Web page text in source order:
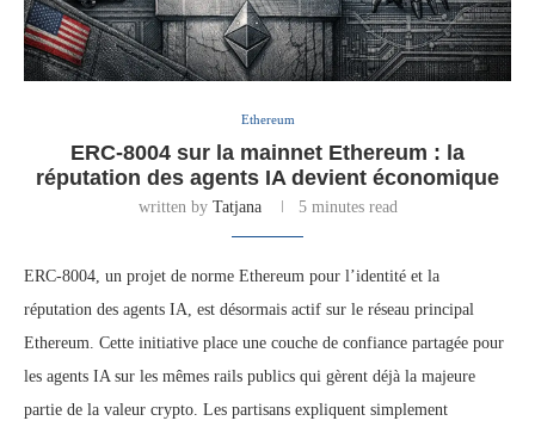
Ethereum
ERC-8004 sur la mainnet Ethereum : la
réputation des agents IA devient économique
written by Tatjana 5 minutes read
ERC-8004, un projet de norme Ethereum pour l’identité et la
réputation des agents IA, est désormais actif sur le réseau principal
Ethereum. Cette initiative place une couche de confiance partagée pour
les agents IA sur les mêmes rails publics qui gèrent déjà la majeure
partie de la valeur crypto. Les partisans expliquent simplement